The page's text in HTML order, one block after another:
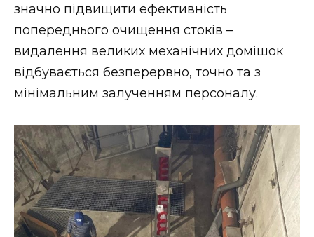
НОВИНИ ЗАХІДНОЇ УКРАЇНИ
ФОТО
ВІДЕО
значно підвищити ефективність
попереднього очищення стоків –
видалення великих механічних домішок
відбувається безперервно, точно та з
мінімальним залученням персоналу.